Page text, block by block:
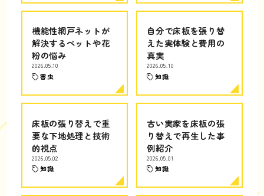
機能性網戸ネットが
解決するペットや花
粉の悩み
2026.05.10
害虫
自分で床板を張り替
えた実体験と費用の
真実
2026.05.10
知識
床板の張り替えで重
要な下地処理と技術
的視点
2026.05.02
知識
古い実家を床板の張
り替えで再生した事
例紹介
2026.05.01
知識